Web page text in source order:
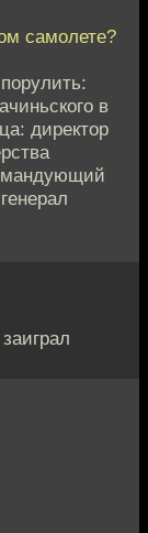
самолете?
в
директор